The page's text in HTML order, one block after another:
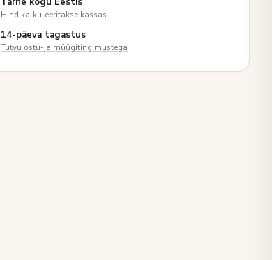
Hind kalkuleeritakse kassas
14-päeva tagastus
Tutvu ostu-ja müügitingimustega